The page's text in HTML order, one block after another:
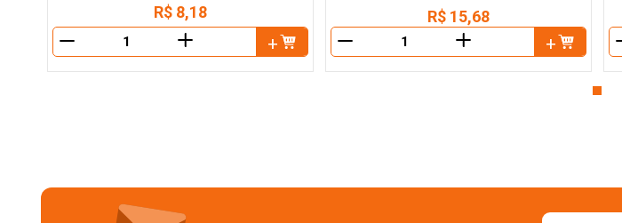
R$ 8,18
＋
R$ 15,68
＋